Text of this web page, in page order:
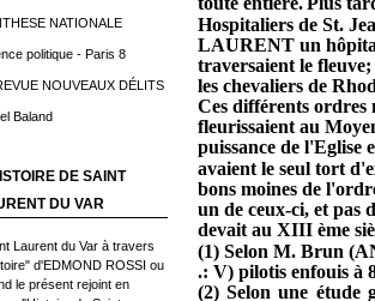
NATIONALE
politique - Paris 8
NOUVEAUX DÉLITS
Baland
DE SAINT
DU VAR
Laurent du Var à travers
d'EDMOND ROSSI ou
le présent rejoint en
Hospitaliers de St.
LAURENT un
traversaient le
les chevaliers de
Ces différents ordres
fleurissaient au
puissance de l'Eglise
avaient le seul tort
bons moines de
un de ceux-ci, et pas
devait au XIII ème
(1) Selon M. Brun
.: V) pilotis enfouis à
(2) Selon une étude